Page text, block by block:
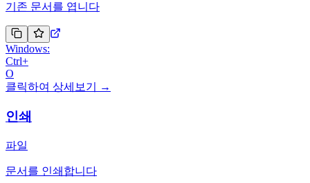
기존 문서를 엽니다
Windows:
Ctrl+
O
클릭하여 상세보기 →
인쇄
파일
문서를 인쇄합니다